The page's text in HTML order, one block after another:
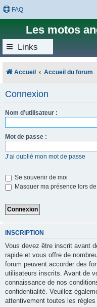
FAQ
Les motos
Links
Accueil Accueil du forum
Connexion
Nom d’utilisateur :
Mot de passe :
J’ai oublié mon mot de passe
Se souvenir de moi
Masquer ma présence lors
INSCRIPTION
Vous devez être inscrit avant
rapide et vous offre de
forum peuvent accorder des
utilisateurs inscrits. Avant de
connaissance de nos
confidentialité. Veuillez
attentivement toutes les